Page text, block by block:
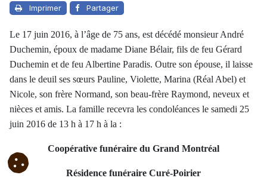
Imprimer Partager
Le 17 juin 2016, à l’âge de 75 ans, est décédé monsieur André
Duchemin, époux de madame Diane Bélair, fils de feu Gérard
Duchemin et de feu Albertine Paradis. Outre son épouse, il laisse
dans le deuil ses sœurs Pauline, Violette, Marina (Réal Abel) et
Nicole, son frère Normand, son beau-frère Raymond, neveux et
nièces et amis. La famille recevra les condoléances le samedi 25
juin 2016 de 13 h à 17 h à la :
Coopérative funéraire du Grand Montréal
Résidence funéraire Curé-Poirier